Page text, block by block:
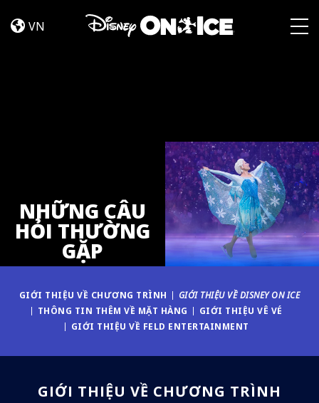
CÂU
VN
NHỮNG CÂU
HỎI THƯỜNG
GẶP
GIỚI THIỆU VỀ CHƯƠNG TRÌNH
GIỚI THIỆU VỀ DISNEY ON ICE
THÔNG TIN THÊM VỀ MẶT HÀNG
GIỚI THIỆU VÊ VÉ
GIỚI THIỆU VỀ FELD ENTERTAINMENT
GIỚI THIỆU VỀ CHƯƠNG TRÌNH